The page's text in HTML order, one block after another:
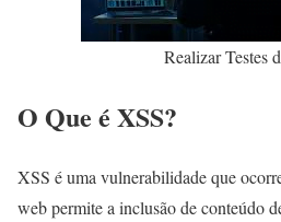
Realizar Testes
O Que é XSS?
XSS é uma vulnerabilidade que
web permite a inclusão de conteúdo